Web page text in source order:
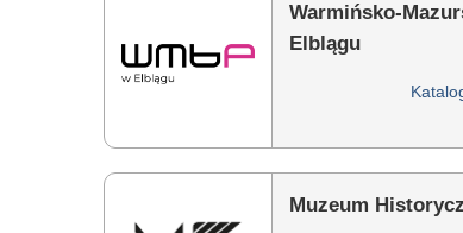
Warmińsko-
Elblągu
Muzeum